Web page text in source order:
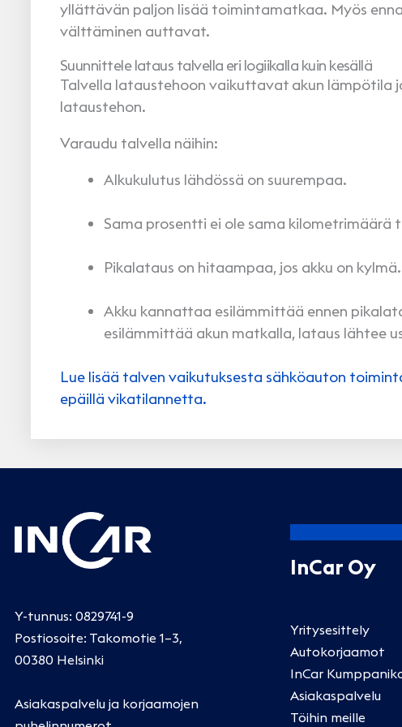
yllättävän paljon lisää toimintamatkaa. Myös
välttäminen auttavat.
Suunnittele lataus talvella eri logiikalla kuin kesällä
Talvella lataustehoon vaikuttavat akun lämpötila
lataustehon.
Varaudu talvella näihin:
Alkukulutus lähdössä on suurempaa.
Sama prosentti ei ole sama kilometrimäärä
Pikalataus on hitaampaa, jos akku on kylmä.
Akku kannattaa esilämmittää ennen
esilämmittää akun matkalla, lataus lähtee
Lue lisää talven vaikutuksesta sähköauton
epäillä vikatilannetta.
Y-tunnus: 0829741-9
Postiosoite: Takomotie 1–3,
00380 Helsinki
Asiakaspalvelu ja korjaamojen
InCar Oy
Yritysesittely
Autokorjaamot
InCar
Asiakaspalvelu
Töihin meille